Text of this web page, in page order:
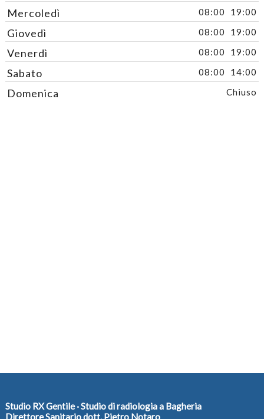
Mercoledì 08:00 19:00
Giovedì 08:00 19:00
Venerdì 08:00 19:00
Sabato 08:00 14:00
Domenica Chiuso
Studio RX Gentile · Studio di radiologia a Bagheria
Direttore Sanitario dott. Pietro Notaro